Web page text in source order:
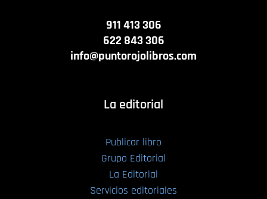
911 413 306
622 843 306
info@puntorojolibros.com
La editorial
Publicar libro
Grupo Editorial
La Editorial
Servicios editoriales